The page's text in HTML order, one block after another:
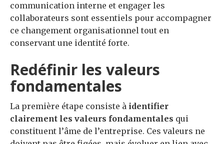
communication interne et engager les
collaborateurs sont essentiels pour accompagner
ce changement organisationnel tout en
conservant une identité forte.
Redéfinir les valeurs
fondamentales
La première étape consiste à identifier
clairement les valeurs fondamentales qui
constituent l’âme de l’entreprise. Ces valeurs ne